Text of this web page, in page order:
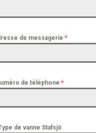
de messagerie *
de téléphone*
de vanne Stafsjö